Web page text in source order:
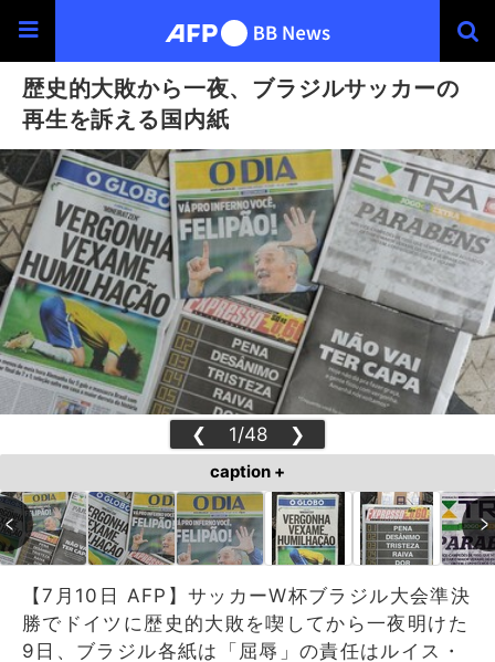
歴史的大敗から一夜、ブラジルサッカーの
再生を訴える国内紙
❮ 1/48 ❯
caption +
【7月10日 AFP】サッカーW杯ブラジル大会準決
勝でドイツに歴史的大敗を喫してから一夜明けた
9日、ブラジル各紙は「屈辱」の責任はルイス・